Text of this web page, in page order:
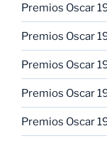
Premios Oscar
Premios Oscar
Premios Oscar
Premios Oscar
Premios Oscar